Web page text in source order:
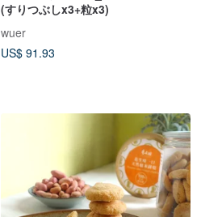
(すりつぶしx3+粒x3)
wuer
US$ 91.93